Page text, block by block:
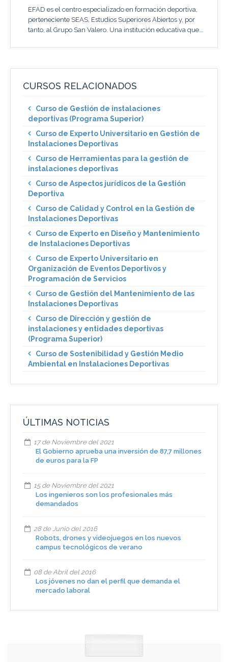
EFAD es el centro especializado en formación deportiva,
perteneciente SEAS, Estudios Superiores Abiertos y, por
tanto, al Grupo San Valero. Una institución educativa que...
CURSOS RELACIONADOS
Curso de Gestión de instalaciones
deportivas (Programa Superior)
Curso de Experto Universitario en Gestión de
Instalaciones Deportivas
Curso de Herramientas para la gestión de
instalaciones deportivas
Curso de Aspectos jurídicos de la Gestión
Deportiva
Curso de Calidad y Control en la Gestión de
Instalaciones Deportivas
Curso de Experto en Diseño y Mantenimiento
de Instalaciones Deportivas
Curso de Experto Universitario en
Organización de Eventos Deportivos y
Programación de Servicios
Curso de Gestión del Mantenimiento de las
Instalaciones Deportivas
Curso de Dirección y gestión de
instalaciones y entidades deportivas
(Programa Superior)
Curso de Sostenibilidad y Gestión Medio
Ambiental en Instalaciones Deportivas
ÚLTIMAS NOTICIAS
17 de Noviembre del 2021
El Gobierno aprueba una inversión de 87,7 millones
de euros para la FP
15 de Noviembre del 2021
Los ingenieros son los profesionales más
demandados
28 de Junio del 2016
Robots, drones y videojuegos en los nuevos
campus tecnológicos de verano
08 de Abril del 2016
Los jóvenes no dan el perfil que demanda el
mercado laboral